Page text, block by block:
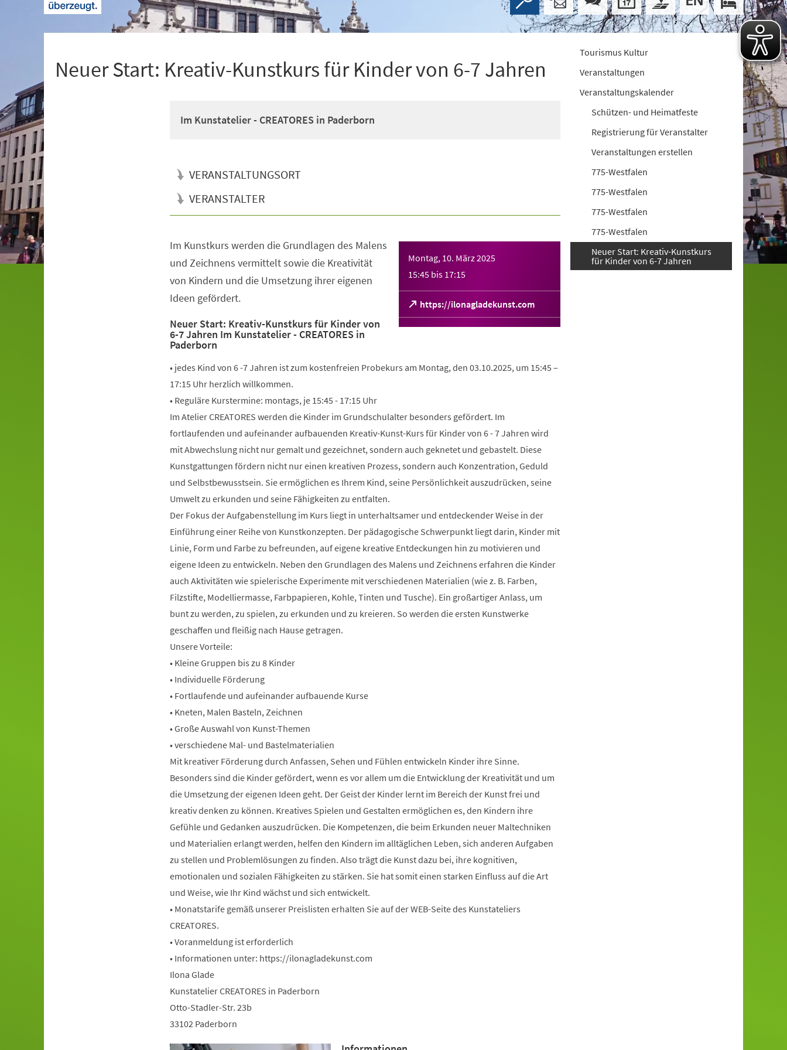
Neuer Start: Kreativ-Kunstkurs für Kinder von 6-7 Jahren
Im Kunstatelier - CREATORES in Paderborn
VERANSTALTUNGSORT
VERANSTALTER
Montag, 10. März 2025
15:45 bis 17:15
https://ilonagladekunst.com
(Öffnet
in
einem
Im Kunstkurs werden die Grundlagen des Malens
und Zeichnens vermittelt sowie die Kreativität
von Kindern und die Umsetzung ihrer eigenen
Ideen gefördert.
Neuer Start: Kreativ-Kunstkurs für Kinder von
6-7 Jahren Im Kunstatelier - CREATORES in
Paderborn
• jedes Kind von 6 -7 Jahren ist zum kostenfreien Probekurs am Montag, den 03.10.2025, um 15:45 –
17:15 Uhr herzlich willkommen.
• Reguläre Kurstermine: montags, je 15:45 - 17:15 Uhr
Im Atelier CREATORES werden die Kinder im Grundschulalter besonders gefördert. Im
fortlaufenden und aufeinander aufbauenden Kreativ-Kunst-Kurs für Kinder von 6 - 7 Jahren wird
mit Abwechslung nicht nur gemalt und gezeichnet, sondern auch geknetet und gebastelt. Diese
Kunstgattungen fördern nicht nur einen kreativen Prozess, sondern auch Konzentration, Geduld
und Selbstbewusstsein. Sie ermöglichen es Ihrem Kind, seine Persönlichkeit auszudrücken, seine
Umwelt zu erkunden und seine Fähigkeiten zu entfalten.
Der Fokus der Aufgabenstellung im Kurs liegt in unterhaltsamer und entdeckender Weise in der
Einführung einer Reihe von Kunstkonzepten. Der pädagogische Schwerpunkt liegt darin, Kinder mit
Linie, Form und Farbe zu befreunden, auf eigene kreative Entdeckungen hin zu motivieren und
eigene Ideen zu entwickeln. Neben den Grundlagen des Malens und Zeichnens erfahren die Kinder
auch Aktivitäten wie spielerische Experimente mit verschiedenen Materialien (wie z. B. Farben,
Filzstifte, Modelliermasse, Farbpapieren, Kohle, Tinten und Tusche). Ein großartiger Anlass, um
bunt zu werden, zu spielen, zu erkunden und zu kreieren. So werden die ersten Kunstwerke
geschaffen und fleißig nach Hause getragen.
Unsere Vorteile:
• Kleine Gruppen bis zu 8 Kinder
• Individuelle Förderung
• Fortlaufende und aufeinander aufbauende Kurse
• Kneten, Malen Basteln, Zeichnen
• Große Auswahl von Kunst-Themen
• verschiedene Mal- und Bastelmaterialien
Mit kreativer Förderung durch Anfassen, Sehen und Fühlen entwickeln Kinder ihre Sinne.
Besonders sind die Kinder gefördert, wenn es vor allem um die Entwicklung der Kreativität und um
die Umsetzung der eigenen Ideen geht. Der Geist der Kinder lernt im Bereich der Kunst frei und
kreativ denken zu können. Kreatives Spielen und Gestalten ermöglichen es, den Kindern ihre
Gefühle und Gedanken auszudrücken. Die Kompetenzen, die beim Erkunden neuer Maltechniken
und Materialien erlangt werden, helfen den Kindern im alltäglichen Leben, sich anderen Aufgaben
zu stellen und Problemlösungen zu finden. Also trägt die Kunst dazu bei, ihre kognitiven,
emotionalen und sozialen Fähigkeiten zu stärken. Sie hat somit einen starken Einfluss auf die Art
und Weise, wie Ihr Kind wächst und sich entwickelt.
• Monatstarife gemäß unserer Preislisten erhalten Sie auf der WEB-Seite des Kunstateliers
CREATORES.
• Voranmeldung ist erforderlich
• Informationen unter: https://ilonagladekunst.com
Ilona Glade
Kunstatelier CREATORES in Paderborn
Otto-Stadler-Str. 23b
33102 Paderborn
Tourismus Kultur
Veranstaltungen
Veranstaltungskalender
Schützen- und Heimatfeste
Registrierung für Veranstalter
Veranstaltungen erstellen
775-Westfalen
775-Westfalen
775-Westfalen
775-Westfalen
Neuer Start: Kreativ-Kunstkurs
für Kinder von 6-7 Jahren